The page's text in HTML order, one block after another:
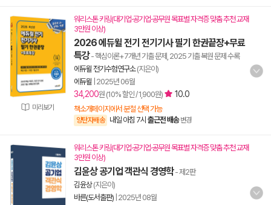
미리보기
워리스톤 키링(대기업·공기업·공무원 목표별 자격증 맞춤 추천 교재
3만원 이상)
2026 에듀윌 전기 전기기사 필기 한권끝장+무료
특강- 핵심이론+7개년 기출 문제, 2025 기출 복원 문제 수록
에듀윌 전기수험연구소(지은이)
에듀윌 2025년 06월
34,200원 (10% 할인 / 1,900원) 10.0
책소개페이지에서 분철 선택 가능
양탄자배송 내일 아침 7시 출근전 배송 변경
워리스톤 키링(대기업·공기업·공무원 목표별 자격증 맞춤 추천 교재
3만원 이상)
김윤상 공기업 객관식 경영학- 제2판
김윤상(지은이)
바른(도서출판) 2025년 08월